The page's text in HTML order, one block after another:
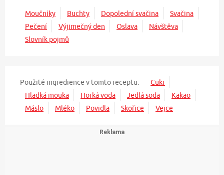
Moučníky Buchty Dopolední svačina
Svačina
Pečení
Výjimečný den Oslava
Návštěva
Slovník pojmů
Použité ingredience v tomto receptu:
Cukr
Hladká mouka
Horká voda Jedlá soda
Kakao
Máslo
Mléko Povidla Skořice Vejce